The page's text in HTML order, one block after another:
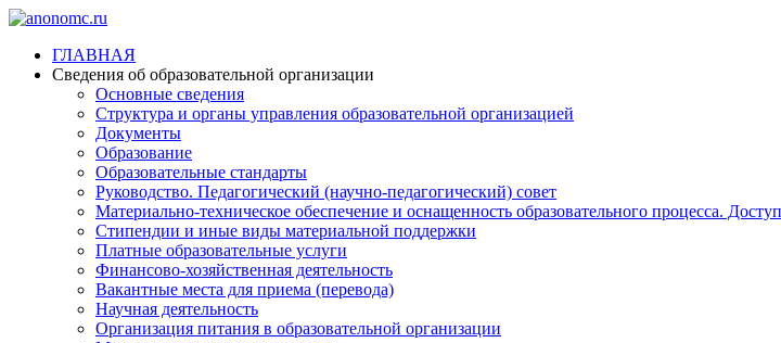
ГЛАВНАЯ
Сведения об образовательной организации
Основные сведения
Структура и органы управления образовательной организацией
Документы
Образование
Образовательные стандарты
Руководство. Педагогический (научно-педагогический) совет
Материально-техническое обеспечение и оснащенность образовательного процесса.
Стипендии и иные виды материальной поддержки
Платные образовательные услуги
Финансово-хозяйственная деятельность
Вакантные места для приема (перевода)
Научная деятельность
Организация питания в образовательной организации